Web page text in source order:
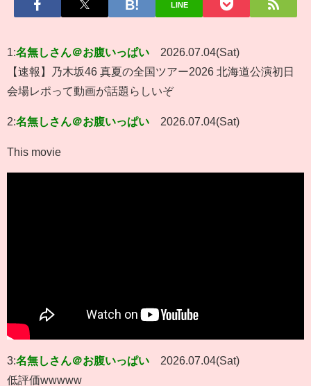
LINE
1:名無しさん＠お腹いっぱい
2026.07.04(Sat)
【速報】乃木坂46 真夏の全国ツアー2026 北海道公演初日
会場レポって動画が話題らしいぞ
2:名無しさん＠お腹いっぱい 2026.07.04(Sat)
This movie
3:名無しさん＠お腹いっぱい
2026.07.04(Sat)
低評価wwwww